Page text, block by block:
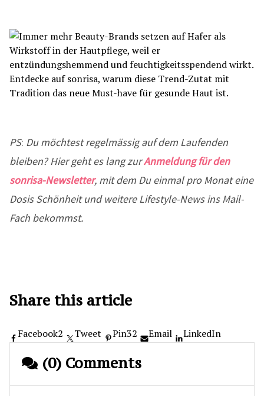
PS: Du möchtest regelmässig auf dem Laufenden
bleiben? Hier geht es lang zurAnmeldung für den
sonrisa-Newsletter, mit dem Du einmal pro Monat eine
Dosis Schönheit und weitere Lifestyle-News ins Mail-
Fach bekommst.
Share this article
Facebook2 Tweet Pin32 Email LinkedIn
(0) Comments